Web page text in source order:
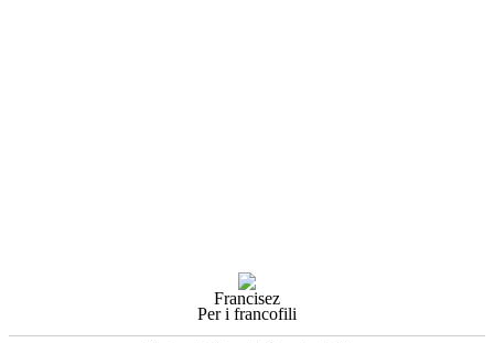
Francisez
Per i francofili